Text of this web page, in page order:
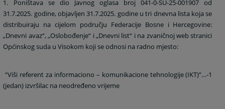
1. Poništava se dio Javnog oglasa broj 041-0-SU-25-001907 od
31.7.2025. godine, objavljen 31.7.2025. godine u tri dnevna lista koja se
distribuiraju na cijelom području Federacije Bosne i Hercegovine:
„Dnevni avaz“, „Oslobođenje“ i „Dnevni list“ i na zvaničnoj web stranici
Općinskog suda u Visokom koji se odnosi na radno mjesto:
“Viši referent za informaciono – komunikacione tehnologije (IKT)”…-1
(jedan) izvršilac na neodređeno vrijeme